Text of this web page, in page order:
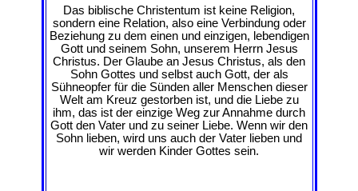
Das biblische Christentum ist keine Religion,
sondern eine Relation, also eine Verbindung oder
Beziehung zu dem einen und einzigen, lebendigen
Gott und seinem Sohn, unserem Herrn Jesus
Christus. Der Glaube an Jesus Christus, als den
Sohn Gottes und selbst auch Gott, der als
Sühneopfer für die Sünden aller Menschen dieser
Welt am Kreuz gestorben ist, und die Liebe zu
ihm, das ist der einzige Weg zur Annahme durch
Gott den Vater und zu seiner Liebe. Wenn wir den
Sohn lieben, wird uns auch der Vater lieben und
wir werden Kinder Gottes sein.